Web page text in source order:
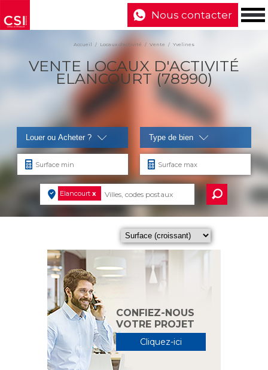
Nous contacter
Accueil Locaux d'activité Vente Yvelines
VENTE LOCAUX D'ACTIVITÉ
ELANCOURT (78990)
Louer ou Acheter ? Type de bien
Elancourt x
CONFIEZ-NOUS
VOTRE PROJET
Cliquez-ici